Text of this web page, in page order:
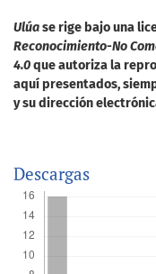
Ulúase rige bajo una
Reconocimiento-No
4.0que autoriza la
aquí presentados,
y su dirección
Descargas